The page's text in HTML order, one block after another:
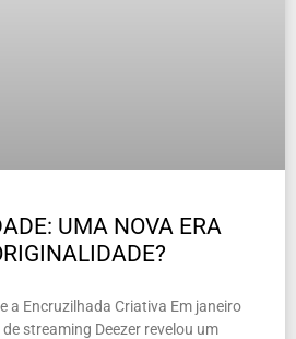
UMA NOVA ERA
a Encruzilhada Criativa Em janeiro
streaming Deezer revelou um